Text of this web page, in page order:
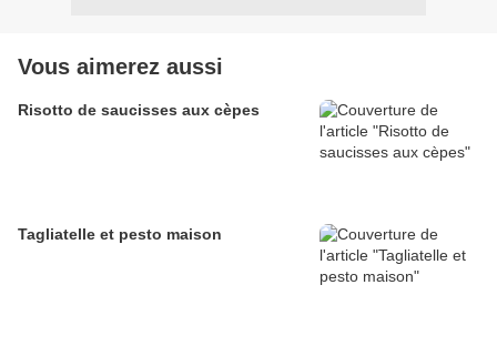
Vous aimerez aussi
Risotto de saucisses aux cèpes
Tagliatelle et pesto maison